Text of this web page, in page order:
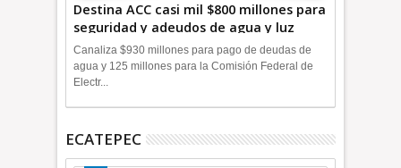
Destina ACC casi mil $800 millones para
seguridad y adeudos de agua y luz
+Video
Canaliza $930 millones para pago de deudas de
agua y 125 millones para la Comisión Federal de
Electr...
ECATEPEC